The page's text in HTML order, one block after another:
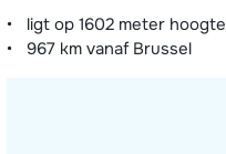
ligt op1602 meter hoogte
967 km vanaf Brussel